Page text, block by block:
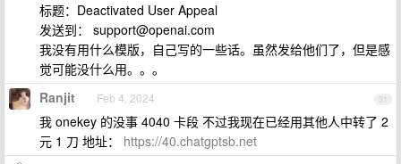
标题：Deactivated User Appeal
发送到： support@openai.com
我没有用什么模版，自己写的一些话。虽然发给他们了，但是感
觉可能没什么用。。。
31
Ranjit Feb 4, 2024
我 onekey 的没事 4040 卡段 不过我现在已经用其他人中转了 2
元 1 刀 地址： https://40.chatgptsb.net